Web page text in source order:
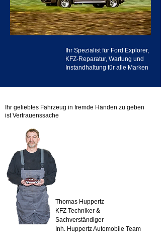
Ihr Spezialist für Ford Explorer,
KFZ-Reparatur, Wartung und
Instandhaltung für alle Marken
Ihr geliebtes Fahrzeug in fremde Händen zu geben
ist Vertrauenssache
Thomas Huppertz
KFZ Techniker &
Sachverständiger
Inh. Huppertz Automobile Team